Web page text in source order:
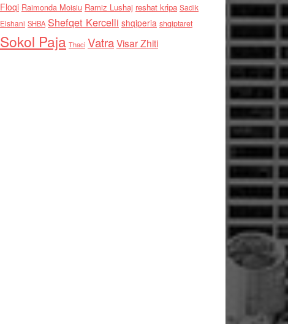
Floqi Raimonda Moisiu Ramiz Lushaj reshat kripa Sadik
Elshani SHBA Shefqet Kercelli shqiperia shqiptaret
Sokol Paja Thaci VatraVisar Zhiti